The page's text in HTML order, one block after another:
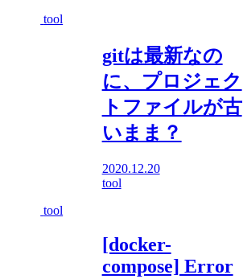
tool
gitは最新なの
に、プロジェク
トファイルが古
いまま？
2020.12.20
tool
tool
[docker-
compose] Error